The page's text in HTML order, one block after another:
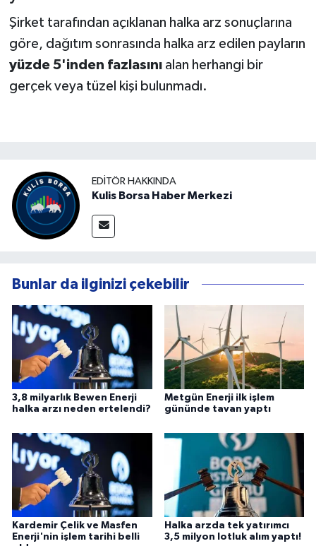
Şirket tarafından açıklanan halka arz sonuçlarına
göre, dağıtım sonrasında halka arz edilen payların
yüzde 5'inden fazlasınıalan herhangi bir
gerçek veya tüzel kişi bulunmadı.
EDITÖR HAKKINDA
Kulis Borsa Haber Merkezi
Bunlar da ilginizi çekebilir
3,8 milyarlık Bewen Enerji
halka arzı neden ertelendi?
Metgün Enerji ilk işlem
gününde tavan yaptı
Kardemir Çelik ve Masfen
Enerji'nin işlem tarihi belli
Halka arzda tek yatırımcı
3,5 milyon lotluk alım yaptı!